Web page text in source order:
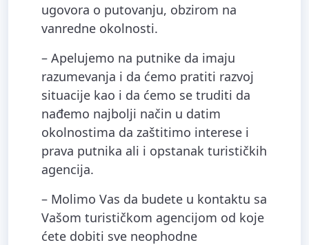
ugovora o putovanju, obzirom na
vanredne okolnosti.
– Apelujemo na putnike da imaju
razumevanja i da ćemo pratiti razvoj
situacije kao i da ćemo se truditi da
nađemo najbolji način u datim
okolnostima da zaštitimo interese i
prava putnika ali i opstanak turističkih
agencija.
– Molimo Vas da budete u kontaktu sa
Vašom turističkom agencijom od koje
ćete dobiti sve neophodne